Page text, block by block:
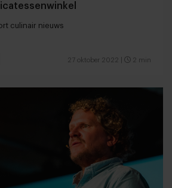
culinair nieuws
27 oktober 2022 2 min